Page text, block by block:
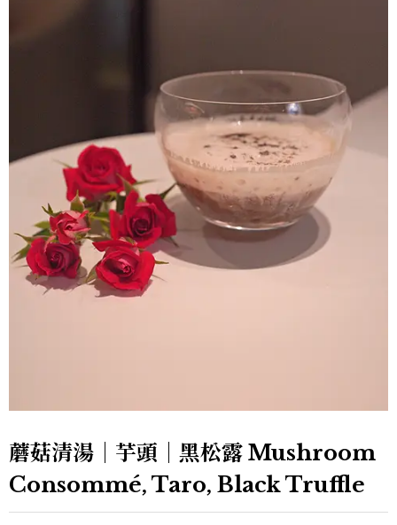
蘑菇清湯｜芋頭｜黑松露 Mushroom
Consommé, Taro, Black Truffle